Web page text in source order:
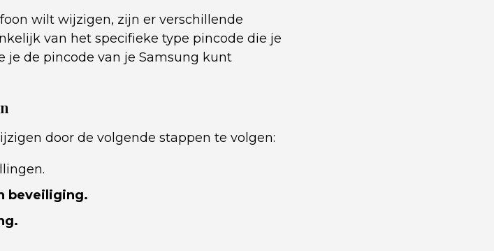
wilt wijzigen, zijn er verschillende
van het specifieke type pincode die je
je de pincode van je Samsung kunt
door de volgende stappen te volgen:
beveiliging.